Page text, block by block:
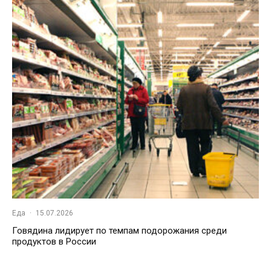
Еда · 15.07.2026
Говядина лидирует по темпам подорожания среди
продуктов в России